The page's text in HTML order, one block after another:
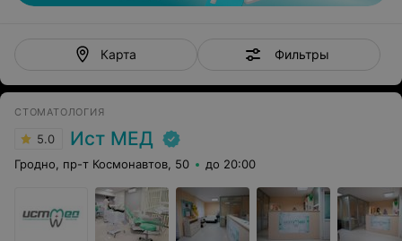
Карта Фильтры
СТОМАТОЛОГИЯ
5.0 Ист МЕД
Гродно, пр-т Космонавтов, 50 до 20:00